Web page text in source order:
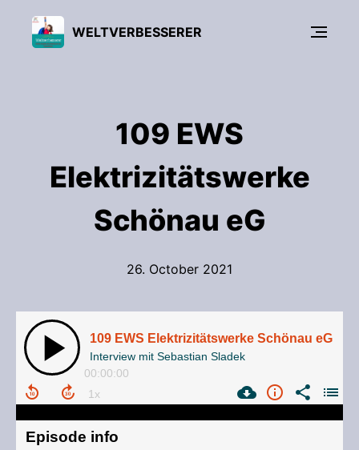
WELTVERBESSERER
109 EWS
Elektrizitätswerke
Schönau eG
26. October 2021
109 EWS Elektrizitätswerke Schönau eG
Interview mit Sebastian Sladek
00:00:00
Episode info